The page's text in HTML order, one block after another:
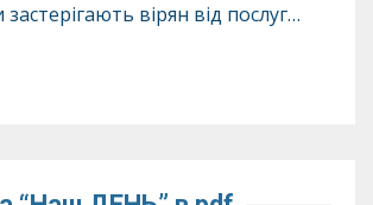
вірян від послуг…